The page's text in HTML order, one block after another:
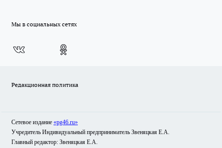
Мы в социальных сетях
Редакционная политика
Сетевое издание «pg46.ru»
Учредитель Индивидуальный предприниматель Звеняцкая Е.А.
Главный редактор: Звеняцкая Е.А.